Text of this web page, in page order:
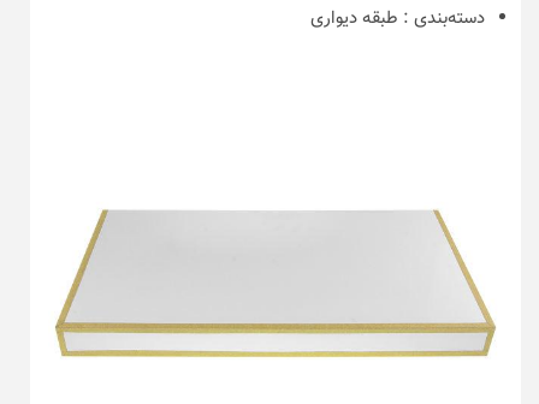
دسته‌بندی : طبقه دیواری